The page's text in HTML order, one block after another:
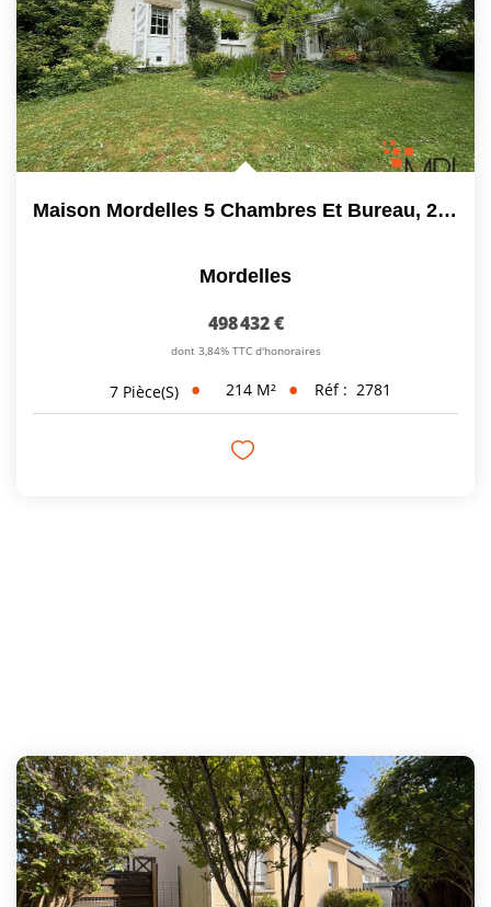
Maison Mordelles 5 Chambres Et Bureau, 214 M² Et 1225 M² De...
Mordelles
498 432 €
dont 3,84% TTC d'honoraires
7 Pièce(s) 214 M² Réf : 2781